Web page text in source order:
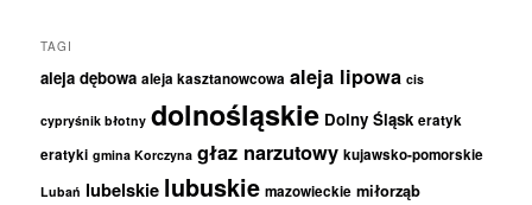
TAGI
aleja dębowa aleja kasztanowcowa aleja lipowa cis
cypryśnik błotny dolnośląskie Dolny Śląsk eratyk
eratyki gmina Korczyna głaz narzutowy kujawsko-pomorskie
Lubań lubelskie lubuskie mazowieckie miłorząb